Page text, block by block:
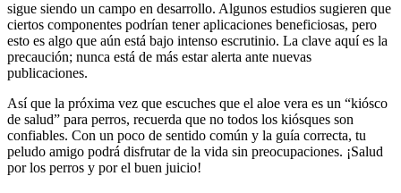
sigue siendo un campo en desarrollo. Algunos estudios sugieren que
ciertos componentes podrían tener aplicaciones beneficiosas, pero
esto es algo que aún está bajo intenso escrutinio. La clave aquí es la
precaución; nunca está de más estar alerta ante nuevas
publicaciones.
Así que la próxima vez que escuches que el aloe vera es un “kiósco
de salud” para perros, recuerda que no todos los kiósques son
confiables. Con un poco de sentido común y la guía correcta, tu
peludo amigo podrá disfrutar de la vida sin preocupaciones. ¡Salud
por los perros y por el buen juicio!